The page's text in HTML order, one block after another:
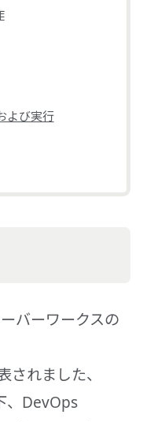
よび実行
バーワークスの
れました、
、DevOps